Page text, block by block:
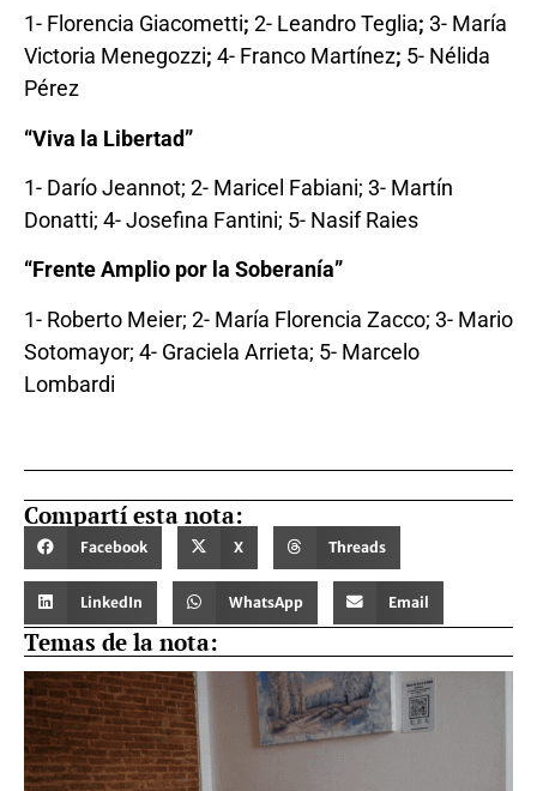
1- Florencia Giacometti; 2- Leandro Teglia; 3- María
Victoria Menegozzi; 4- Franco Martínez; 5- Nélida
Pérez
“Viva la Libertad”
1- Darío Jeannot; 2- Maricel Fabiani; 3- Martín
Donatti; 4- Josefina Fantini; 5- Nasif Raies
“Frente Amplio por la Soberanía”
1- Roberto Meier; 2- María Florencia Zacco; 3- Mario
Sotomayor; 4- Graciela Arrieta; 5- Marcelo
Lombardi
Compartí esta nota:
Facebook X Threads
LinkedIn WhatsApp Email
Temas de la nota: